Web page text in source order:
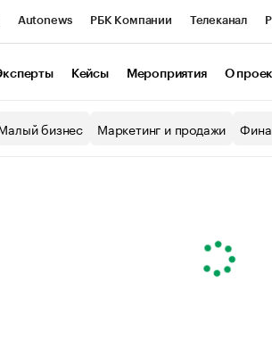
Autonews РБК Компании Телеканал
Экономика Бизнес
Кейсы Мероприятия О
бизнес Маркетинг и продажи